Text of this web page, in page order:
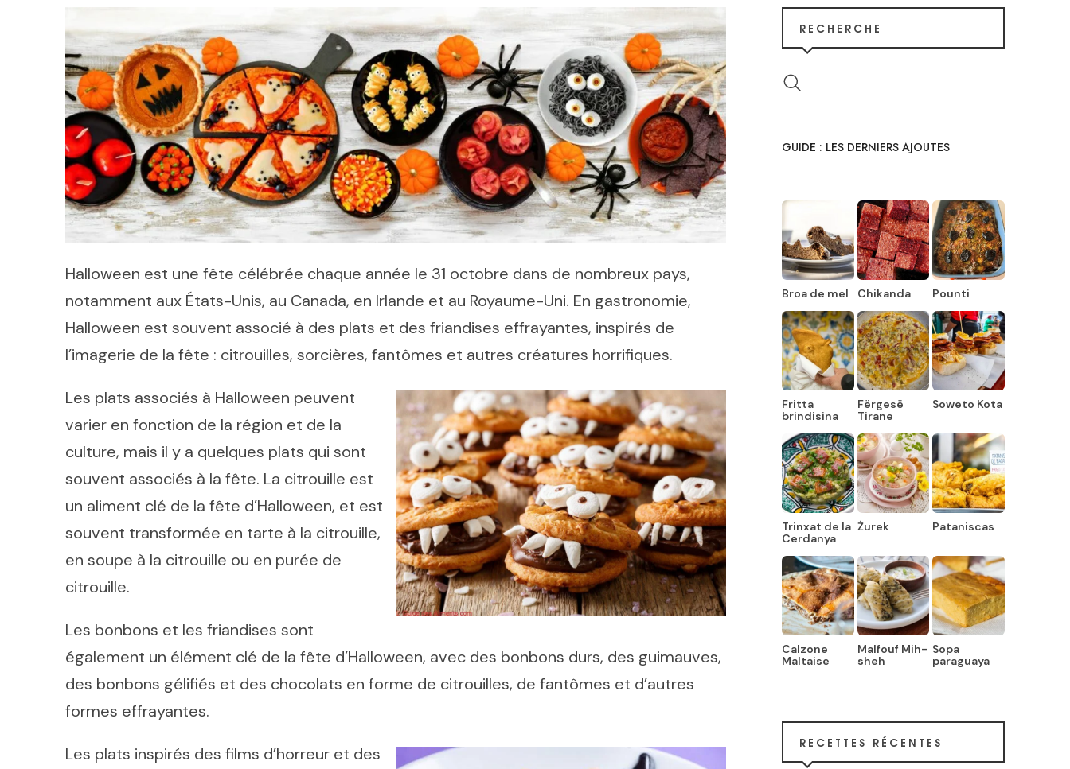
Halloween est une fête célébrée chaque année le 31 octobre dans de nombreux pays,
notamment aux États-Unis, au Canada, en Irlande et au Royaume-Uni. En gastronomie,
Halloween est souvent associé à des plats et des friandises effrayantes, inspirés de
l’imagerie de la fête : citrouilles, sorcières, fantômes et autres créatures horrifiques.
Les plats associés à Halloween peuvent
varier en fonction de la région et de la
culture, mais il y a quelques plats qui sont
souvent associés à la fête. La citrouille est
un aliment clé de la fête d’Halloween, et est
souvent transformée en tarte à la citrouille,
en soupe à la citrouille ou en purée de
citrouille.
Les bonbons et les friandises sont
également un élément clé de la fête d’Halloween, avec des bonbons durs, des guimauves,
des bonbons gélifiés et des chocolats en forme de citrouilles, de fantômes et d’autres
formes effrayantes.
Les plats inspirés des films d’horreur et des
RECHERCHE
GUIDE : LES DERNIERS AJOUTES
Broa de mel Chikanda Pounti
Fritta
brindisina
Fërgesë
Tirane
Soweto Kota
Trinxat de la
Cerdanya
Żurek Pataniscas
Calzone
Maltaise
Malfouf Mih-
sheh
Sopa
paraguaya
RECETTES RÉCENTES